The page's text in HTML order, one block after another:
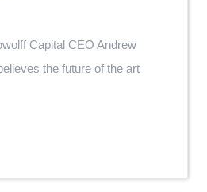
the future of the art